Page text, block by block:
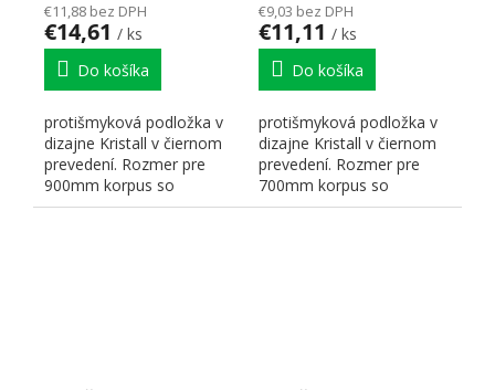
€11,88 bez DPH
€14,61 / ks
Do košíka
protišmyková podložka v
dizajne Kristall v čiernom
prevedení. Rozmer pre
900mm korpus so
zásuvkou Legrabox.
€9,03 bez DPH
€11,11 / ks
Do košíka
protišmyková podložka v
dizajne Kristall v čiernom
prevedení. Rozmer pre
700mm korpus so
zásuvkou Legrabox.